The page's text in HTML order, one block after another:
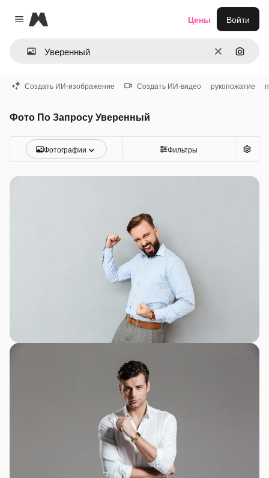
Close menu
Magnific
ОчиститьПоиск
Цены Войти
Создать ИИ-изображение Создать ИИ-видео рукопожатие
Фото По Запросу Уверенный
Фотографии Фильтры